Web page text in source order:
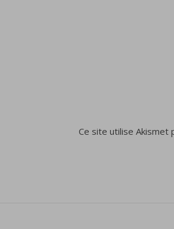
Ce site utilise Akismet